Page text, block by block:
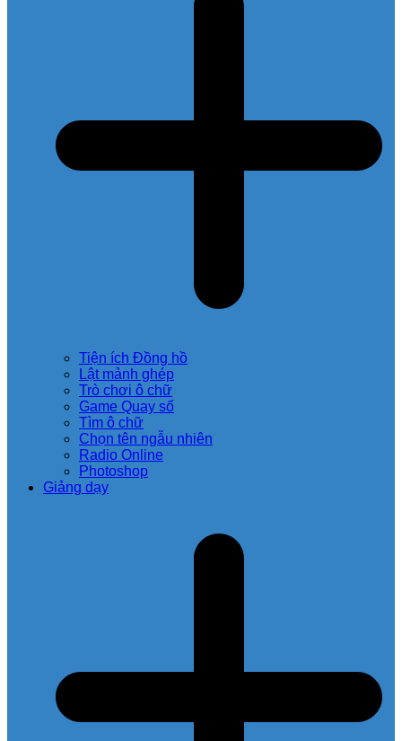
Tiện ích Đồng hồ
Lật mảnh ghép
Trò chơi ô chữ
Game Quay số
Tìm ô chữ
Chọn tên ngẫu nhiên
Radio Online
Photoshop
Giảng dạy